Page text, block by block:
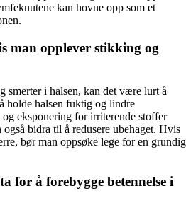
kan hovne opp som et
man opplever stikking og
smerter i halsen, kan det være lurt å
holde halsen fuktig og lindre
eksponering for irriterende stoffer
bidra til å redusere ubehaget. Hvis
bør man oppsøke lege for en grundig
for å forebygge betennelse i